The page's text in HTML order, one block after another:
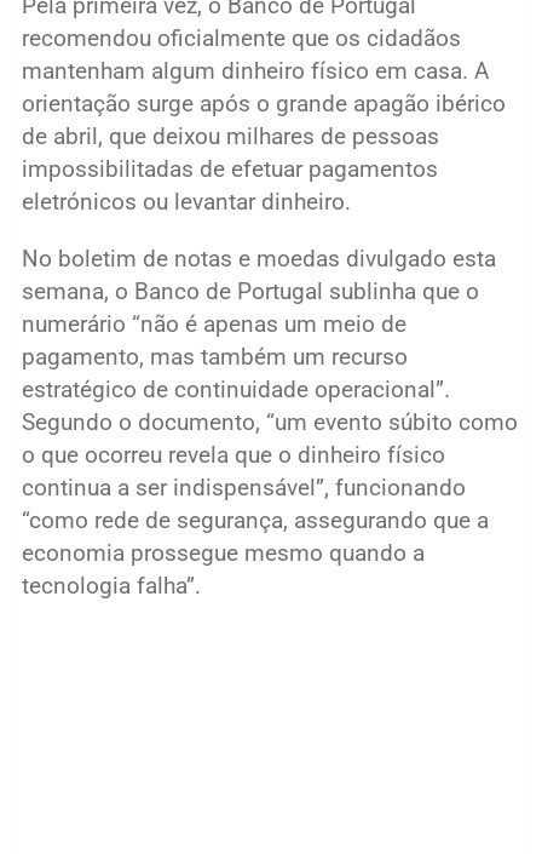
recomendou oficialmente que os cidadãos
mantenham algum dinheiro físico em casa. A
orientação surge após o grande apagão ibérico
de abril, que deixou milhares de pessoas
impossibilitadas de efetuar pagamentos
eletrónicos ou levantar dinheiro.
No boletim de notas e moedas divulgado esta
semana, o Banco de Portugal sublinha que o
numerário “não é apenas um meio de
pagamento, mas também um recurso
estratégico de continuidade operacional”.
Segundo o documento, “um evento súbito como
o que ocorreu revela que o dinheiro físico
continua a ser indispensável”, funcionando
“como rede de segurança, assegurando que a
economia prossegue mesmo quando a
tecnologia falha”.